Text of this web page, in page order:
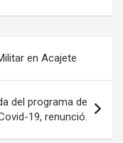
en Acajete
del programa de
19, renunció.